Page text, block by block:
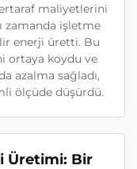
maliyetlerini
zamanda işletme
enerji üretti. Bu
ortaya koydu ve
azalma sağladı,
ölçüde düşürdü.
Üretimi: Bir